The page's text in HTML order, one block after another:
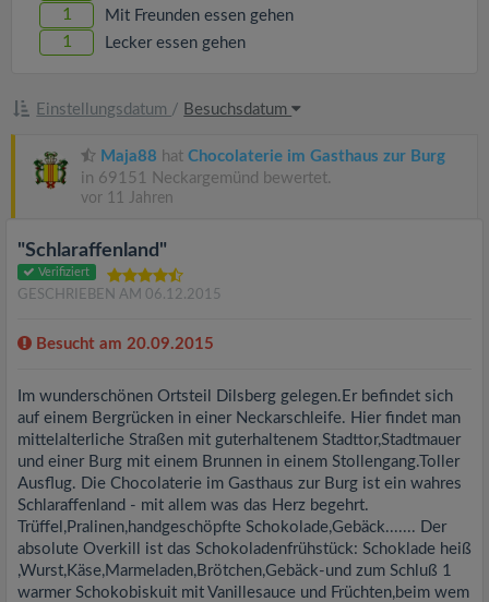
1 Mit Freunden essen gehen
1 Lecker essen gehen
Einstellungsdatum / Besuchsdatum
Maja88 hat Chocolaterie im Gasthaus zur Burg
in 69151 Neckargemünd bewertet.
vor 11 Jahren
"Schlaraffenland"
Verifiziert
GESCHRIEBEN AM 06.12.2015
Besucht am 20.09.2015
Im wunderschönen Ortsteil Dilsberg gelegen.Er befindet sich
auf einem Bergrücken in einer Neckarschleife. Hier findet man
mittelalterliche Straßen mit guterhaltenem Stadttor,Stadtmauer
und einer Burg mit einem Brunnen in einem Stollengang.Toller
Ausflug. Die Chocolaterie im Gasthaus zur Burg ist ein wahres
Schlaraffenland - mit allem was das Herz begehrt.
Trüffel,Pralinen,handgeschöpfte Schokolade,Gebäck....... Der
absolute Overkill ist das Schokoladenfrühstück: Schoklade heiß
,Wurst,Käse,Marmeladen,Brötchen,Gebäck-und zum Schluß 1
warmer Schokobiskuit mit Vanillesauce und Früchten,beim wem